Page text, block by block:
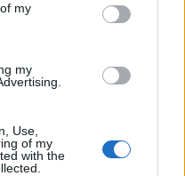
my
my
Use,
of my
with theοφέλη από τη